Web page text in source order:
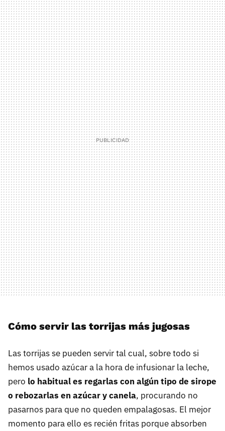
Cómo servir las torrijas más jugosas
Las torrijas se pueden servir tal cual, sobre todo si
hemos usado azúcar a la hora de infusionar la leche,
pero lo habitual es regarlas con algún tipo de sirope
o rebozarlas en azúcar y canela, procurando no
pasarnos para que no queden empalagosas. El mejor
momento para ello es recién fritas porque absorben